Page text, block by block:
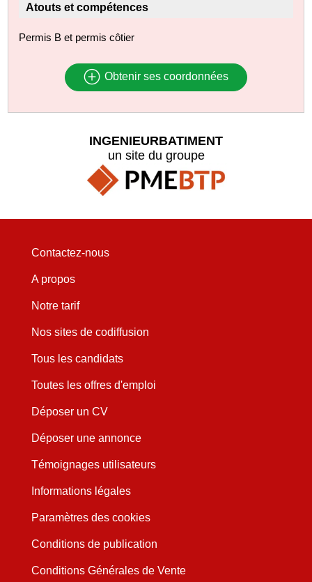
Atouts et compétences
Permis B et permis côtier
Obtenir ses coordonnées
INGENIEURBATIMENT
un site du groupe
Contactez-nous
A propos
Notre tarif
Nos sites de codiffusion
Tous les candidats
Toutes les offres d'emploi
Déposer un CV
Déposer une annonce
Témoignages utilisateurs
Informations légales
Paramètres des cookies
Conditions de publication
Conditions Générales de Vente